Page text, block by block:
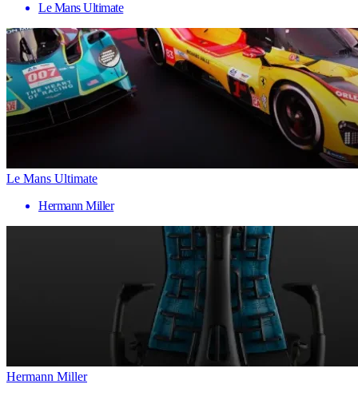
Le Mans Ultimate
Le Mans Ultimate
Hermann Miller
Hermann Miller